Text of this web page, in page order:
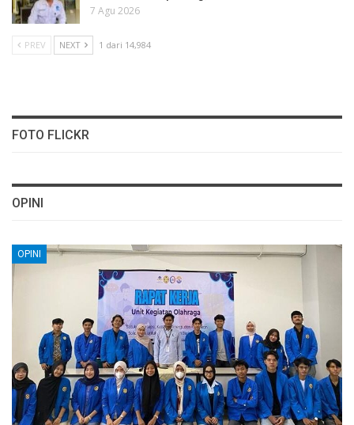
7 Agu 2026
PREV NEXT 1 dari 14,984
FOTO FLICKR
OPINI
OPINI